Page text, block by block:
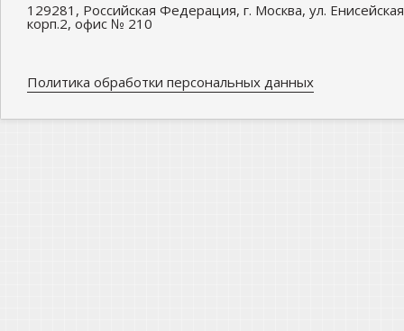
129281, Российская Федерация, г. Москва, ул.
корп.2, офис № 210
Политика обработки персональных данных